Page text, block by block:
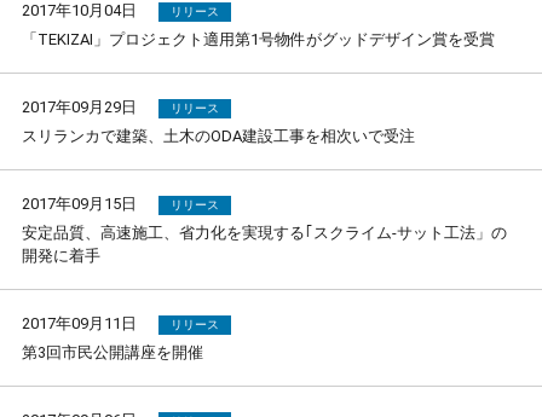
2017年10月04日 リリース
「TEKIZAI」プロジェクト適用第1号物件がグッドデザイン賞を受賞
2017年09月29日 リリース
スリランカで建築、土木のODA建設工事を相次いで受注
2017年09月15日 リリース
安定品質、高速施工、省力化を実現する｢スクライム-サット工法」の
開発に着手
2017年09月11日 リリース
第3回市民公開講座を開催